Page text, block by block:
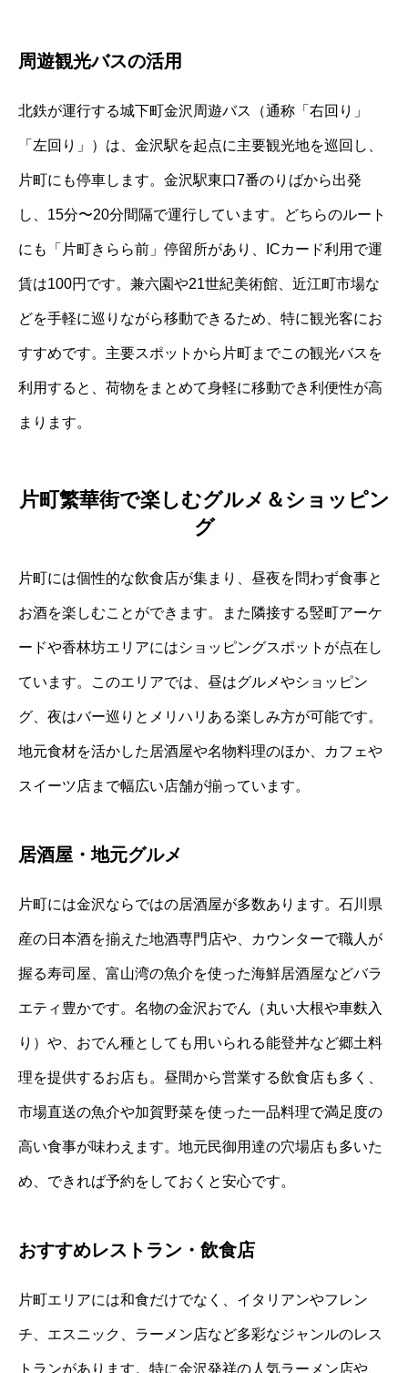
周遊観光バスの活用
北鉄が運行する城下町金沢周遊バス（通称「右回り」
「左回り」）は、金沢駅を起点に主要観光地を巡回し、
片町にも停車します。金沢駅東口7番のりばから出発
し、15分〜20分間隔で運行しています。どちらのルート
にも「片町きらら前」停留所があり、ICカード利用で運
賃は100円です。兼六園や21世紀美術館、近江町市場な
どを手軽に巡りながら移動できるため、特に観光客にお
すすめです。主要スポットから片町までこの観光バスを
利用すると、荷物をまとめて身軽に移動でき利便性が高
まります。
片町繁華街で楽しむグルメ＆ショッピン
グ
片町には個性的な飲食店が集まり、昼夜を問わず食事と
お酒を楽しむことができます。また隣接する竪町アーケ
ードや香林坊エリアにはショッピングスポットが点在し
ています。このエリアでは、昼はグルメやショッピン
グ、夜はバー巡りとメリハリある楽しみ方が可能です。
地元食材を活かした居酒屋や名物料理のほか、カフェや
スイーツ店まで幅広い店舗が揃っています。
居酒屋・地元グルメ
片町には金沢ならではの居酒屋が多数あります。石川県
産の日本酒を揃えた地酒専門店や、カウンターで職人が
握る寿司屋、富山湾の魚介を使った海鮮居酒屋などバラ
エティ豊かです。名物の金沢おでん（丸い大根や車麩入
り）や、おでん種としても用いられる能登丼など郷土料
理を提供するお店も。昼間から営業する飲食店も多く、
市場直送の魚介や加賀野菜を使った一品料理で満足度の
高い食事が味わえます。地元民御用達の穴場店も多いた
め、できれば予約をしておくと安心です。
おすすめレストラン・飲食店
片町エリアには和食だけでなく、イタリアンやフレン
チ、エスニック、ラーメン店など多彩なジャンルのレス
トランがあります。特に金沢発祥の人気ラーメン店や、